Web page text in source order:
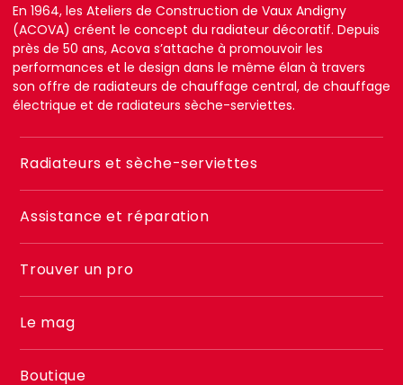
En 1964, les Ateliers de Construction de Vaux Andigny
(ACOVA) créent le concept du radiateur décoratif. Depuis
près de 50 ans, Acova s’attache à promouvoir les
performances et le design dans le même élan à travers
son offre de radiateurs de chauffage central, de chauffage
électrique et de radiateurs sèche-serviettes.
Menu
footer
2
Radiateurs et sèche-serviettes
Assistance et réparation
Trouver un pro
Le mag
Boutique